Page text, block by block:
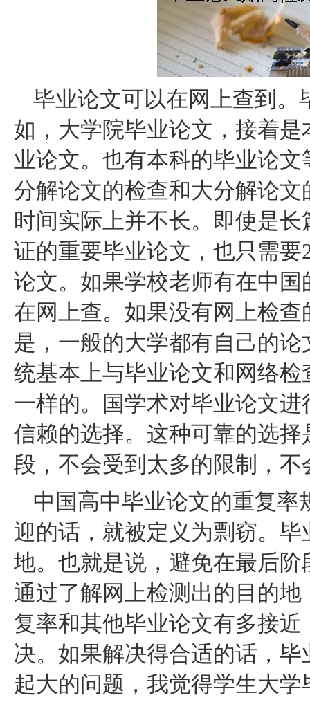
毕业论文可以在网上查到。
如，大学院毕业论文，接着
业论文。也有本科的毕业论
分解论文的检查和大分解论
时间实际上并不长。即使是
证的重要毕业论文，也只需
论文。如果学校老师有在中
在网上查。如果没有网上检
是，一般的大学都有自己的
统基本上与毕业论文和网络
一样的。国学术对毕业论文
信赖的选择。这种可靠的选
段，不会受到太多的限制，
中国高中毕业论文的重复
迎的话，就被定义为剽窃。
地。也就是说，避免在最后
通过了解网上检测出的目的
复率和其他毕业论文有多接
决。如果解决得合适的话，
起大的问题，我觉得学生大学